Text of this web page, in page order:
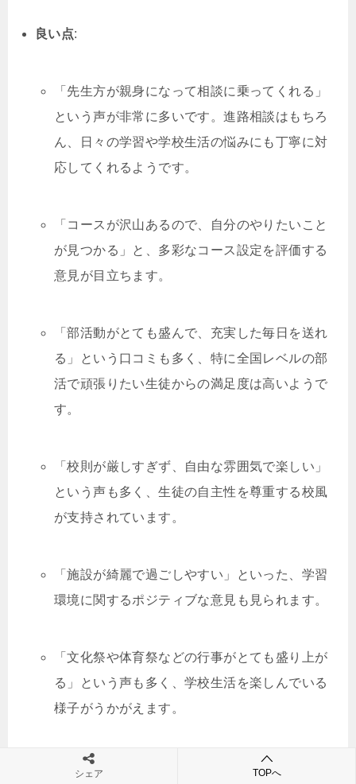
良い点:
「先生方が親身になって相談に乗ってくれる」
という声が非常に多いです。進路相談はもちろ
ん、日々の学習や学校生活の悩みにも丁寧に対
応してくれるようです。
「コースが沢山あるので、自分のやりたいこと
が見つかる」と、多彩なコース設定を評価する
意見が目立ちます。
「部活動がとても盛んで、充実した毎日を送れ
る」という口コミも多く、特に全国レベルの部
活で頑張りたい生徒からの満足度は高いようで
す。
「校則が厳しすぎず、自由な雰囲気で楽しい」
という声も多く、生徒の自主性を尊重する校風
が支持されています。
「施設が綺麗で過ごしやすい」といった、学習
環境に関するポジティブな意見も見られます。
「文化祭や体育祭などの行事がとても盛り上が
る」という声も多く、学校生活を楽しんでいる
様子がうかがえます。
気になる点
シェア TOPへ